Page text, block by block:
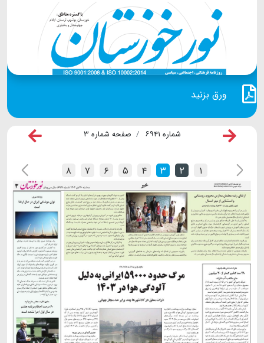
ورق بزنید
شماره ۶۹۴۱ صفحه شماره ۳
۱ ۲ ۳ ۴ ۵ ۶ ۷ ۸